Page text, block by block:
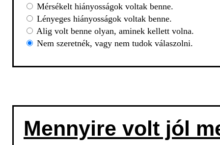
Mérsékelt hiányosságok voltak benne.
Lényeges hiányosságok voltak benne.
Alig volt benne olyan, aminek kellett volna.
Nem szeretnék, vagy nem tudok válaszolni.
Mennyire volt jól